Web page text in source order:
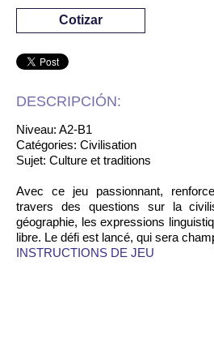
Cotizar
DESCRIPCIÓN:
Niveau: A2-B1
Catégories: Civilisation
Sujet: Culture et traditions
Avec ce jeu passionnant,
travers des questions sur la
géographie, les expressions
libre. Le défi est lancé, qui sera
INSTRUCTIONS DE JEU